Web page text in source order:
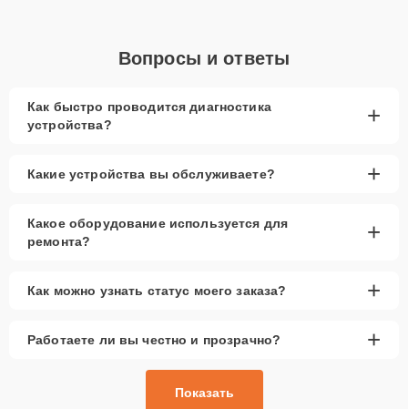
Вопросы и ответы
Как быстро проводится диагностика
устройства?
+
Какие устройства вы обслуживаете? +
Какое оборудование используется для
ремонта?
+
Как можно узнать статус моего заказа? +
Работаете ли вы честно и прозрачно? +
Показать